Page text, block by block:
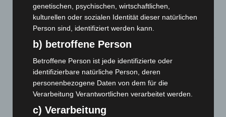
Hannover: Erste Tigermücken-Population in Niedersachsen
entdeckt
7. August 2026
Brand im „Haus der Begegnung“ in Neuwarmbüchen schnell
eingedämmt
6. August 2026
Region Hannover: 21 neue Notfallsanitäter starten beim
5. August 2026
genetischen, psychischen, wirtschaftlichen,
kulturellen oder sozialen Identität dieser natürlichen
Person sind, identifiziert werden kann.
b) betroffene Person
Betroffene Person ist jede identifizierte oder
identifizierbare natürliche Person, deren
personenbezogene Daten von dem für die
Verarbeitung Verantwortlichen verarbeitet werden.
c) Verarbeitung